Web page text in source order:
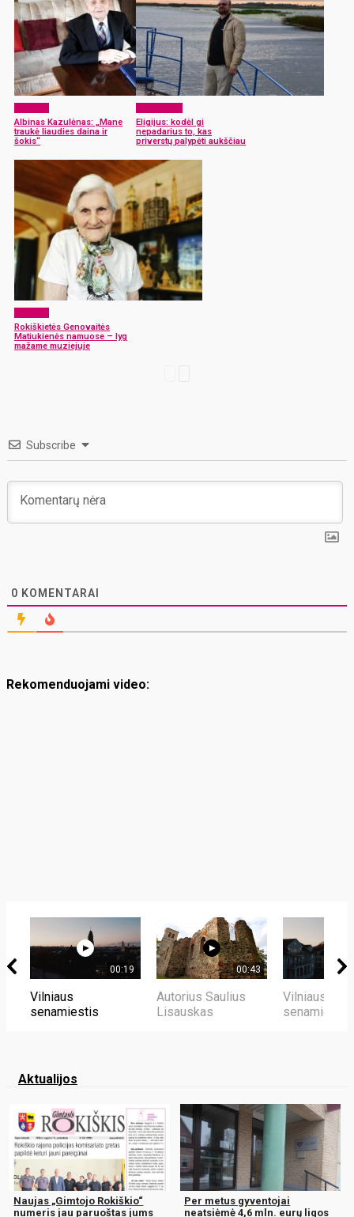
Albinas Kazulėnas: „Mane
traukė liaudies daina ir
šokis“
Eligijus: kodėl gi
nepadarius to, kas
priverstų palypėti aukščiau
Rokiškietės Genovaitės
Matiukienės namuose – lyg
mažame muziejuje
Subscribe
0 KOMENTARAI
Rekomenduojami video:
00:19
Vilniaus
senamiestis
00:43
Autorius Saulius
Lisauskas
Vilniaus
senamiestis
Aktualijos
Naujas „Gimtojo Rokiškio“
numeris jau paruoštas jums
Per metus gyventojai
neatsiėmė 4,6 mln. eurų ligos